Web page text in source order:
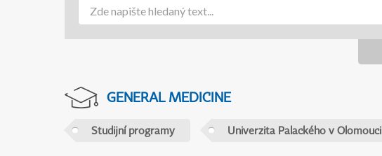
GENERAL MEDICINE
Studijní programy Univerzita Palackého v Olomouci